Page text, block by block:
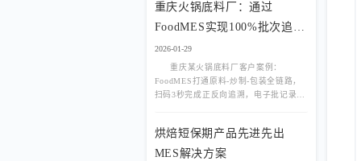
重庆火锅底料厂：通过
FoodMES实现100%批次追
溯，客户验厂一次通过
2026-01-29
重庆某火锅底料厂客户案例：
FoodMES打通原料-炒制-包装全链路，
扫码3秒完成正反向追溯，电子批记录自
烘焙短保期产品先进先出
MES解决方案